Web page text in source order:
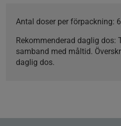
Antal doser per förpackning:
Rekommenderad daglig dos:
samband med måltid.
daglig dos.